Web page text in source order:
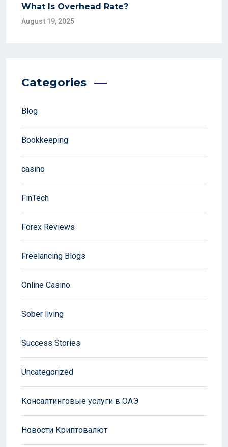
What Is Overhead Rate?
August 19, 2025
Categories
Blog
Bookkeeping
casino
FinTech
Forex Reviews
Freelancing Blogs
Online Casino
Sober living
Success Stories
Uncategorized
Консалтинговые услуги в ОАЭ
Новости Криптовалют